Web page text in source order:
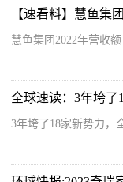
【速看料】慧鱼集
慧鱼集团2022年营收
3年垮了18家新势力，